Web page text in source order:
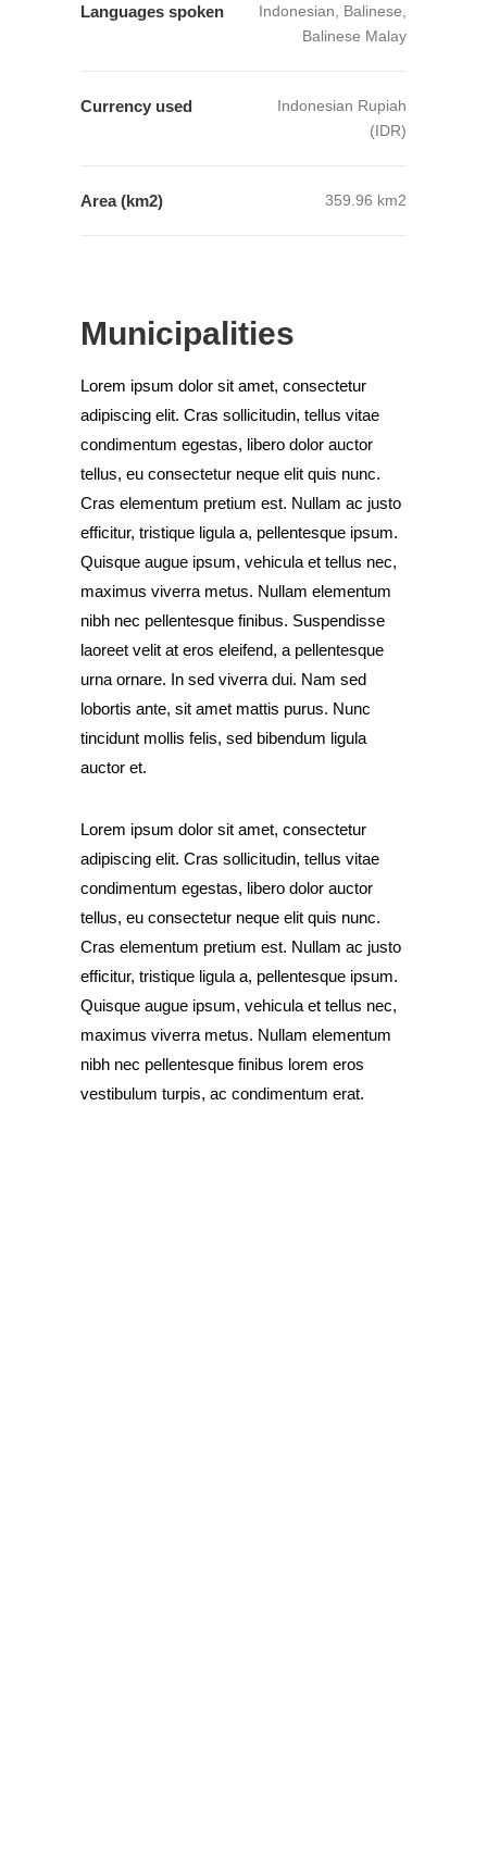
Languages spoken
Indonesian, Balinese,
Balinese Malay
Currency used
Indonesian Rupiah
(IDR)
Area (km2) 359.96 km2
Municipalities
Lorem ipsum dolor sit amet, consectetur
adipiscing elit. Cras sollicitudin, tellus vitae
condimentum egestas, libero dolor auctor
tellus, eu consectetur neque elit quis nunc.
Cras elementum pretium est. Nullam ac justo
efficitur, tristique ligula a, pellentesque ipsum.
Quisque augue ipsum, vehicula et tellus nec,
maximus viverra metus. Nullam elementum
nibh nec pellentesque finibus. Suspendisse
laoreet velit at eros eleifend, a pellentesque
urna ornare. In sed viverra dui. Nam sed
lobortis ante, sit amet mattis purus. Nunc
tincidunt mollis felis, sed bibendum ligula
auctor et.
Lorem ipsum dolor sit amet, consectetur
adipiscing elit. Cras sollicitudin, tellus vitae
condimentum egestas, libero dolor auctor
tellus, eu consectetur neque elit quis nunc.
Cras elementum pretium est. Nullam ac justo
efficitur, tristique ligula a, pellentesque ipsum.
Quisque augue ipsum, vehicula et tellus nec,
maximus viverra metus. Nullam elementum
nibh nec pellentesque finibus lorem eros
vestibulum turpis, ac condimentum erat.